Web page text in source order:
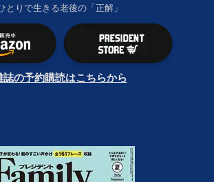
とりで生きる老後の「正解」
誌の予約購読はこちらから